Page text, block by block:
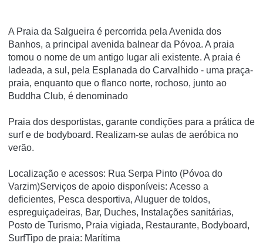
A Praia da Salgueira é percorrida pela Avenida dos
Banhos, a principal avenida balnear da Póvoa. A praia
tomou o nome de um antigo lugar ali existente. A praia é
ladeada, a sul, pela Esplanada do Carvalhido - uma praça-
praia, enquanto que o flanco norte, rochoso, junto ao
Buddha Club, é denominado
Praia dos desportistas, garante condições para a prática de
surf e de bodyboard. Realizam-se aulas de aeróbica no
verão.
Localização e acessos: Rua Serpa Pinto (Póvoa do
Varzim)Serviços de apoio disponíveis: Acesso a
deficientes, Pesca desportiva, Aluguer de toldos,
espreguiçadeiras, Bar, Duches, Instalações sanitárias,
Posto de Turismo, Praia vigiada, Restaurante, Bodyboard,
SurfTipo de praia: Marítima